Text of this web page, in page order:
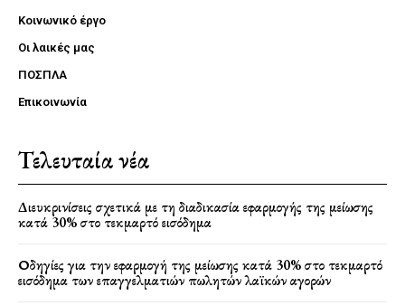
Κοινωνικό έργο
Οι λαικές μας
ΠΟΣΠΛΑ
Επικοινωνία
Τελευταία νέα
Διευκρινίσεις σχετικά με τη διαδικασία εφαρμογής της μείωσης
κατά 30% στο τεκμαρτό εισόδημα
Οδηγίες για την εφαρμογή της μείωσης κατά 30% στο τεκμαρτό
εισόδημα των επαγγελματιών πωλητών λαϊκών αγορών